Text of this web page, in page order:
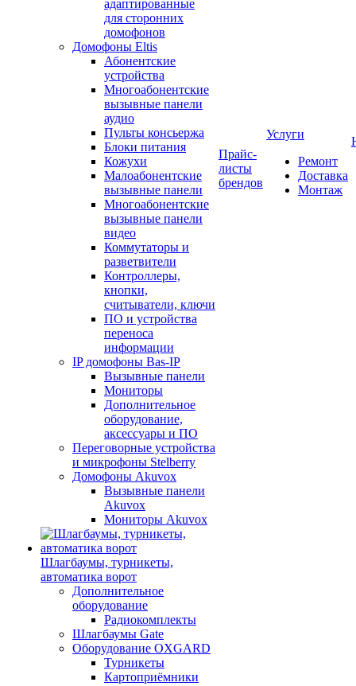
адаптированные
для сторонних
домофонов
Домофоны Eltis
Абонентские
устройства
Многоабонентские
вызывные панели
аудио
Пульты консьержа
Блоки питания
Кожухи
Малоабонентские
вызывные панели
Многоабонентские
вызывные панели
видео
Коммутаторы и
разветвители
Контроллеры,
кнопки,
считыватели, ключи
ПО и устройства
переноса
информации
IP домофоны Bas-IP
Вызывные панели
Мониторы
Дополнительное
оборудование,
аксессуары и ПО
Переговорные устройства
и микрофоны Stelberry
Домофоны Akuvox
Вызывные панели
Akuvox
Мониторы Akuvox
Шлагбаумы, турникеты,
автоматика ворот
Дополнительное
оборудование
Радиокомплекты
Шлагбаумы Gate
Оборудование OXGARD
Турникеты
Картоприёмники
Прайс-
листы
брендов
Услуги
Ремонт
Доставка
Монтаж